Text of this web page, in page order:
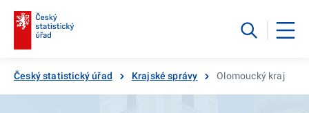
Český statistický úřad Krajské správy Olomoucký kraj